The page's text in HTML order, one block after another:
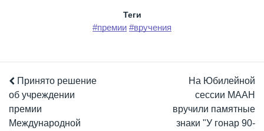
Теги
#премии #вручения
Принято решение
об учреждении
премии
Международной
На Юбилейной
сессии МААН
вручили памятные
знаки "У гонар 90-